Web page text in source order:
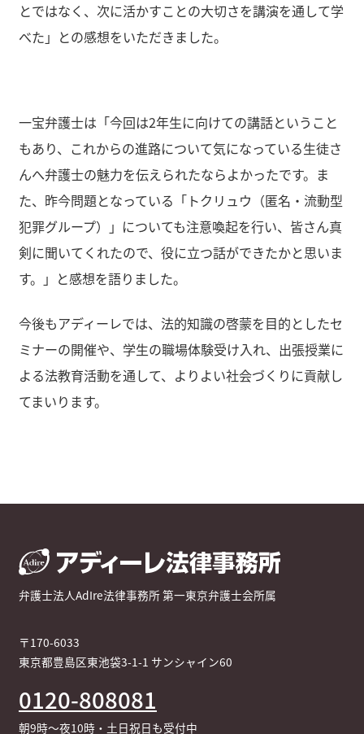
とではなく、次に活かすことの大切さを講演を通して学
べた」との感想をいただきました。
一宝弁護士は「今回は2年生に向けての講話ということ
もあり、これからの進路について気になっている生徒さ
んへ弁護士の魅力を伝えられたならよかったです。ま
た、昨今問題となっている「トクリュウ（匿名・流動型
犯罪グループ）」についても注意喚起を行い、皆さん真
剣に聞いてくれたので、役に立つ話ができたかと思いま
す。」と感想を語りました。
今後もアディーレでは、法的知識の啓蒙を目的としたセ
ミナーの開催や、学生の職場体験受け入れ、出張授業に
よる法教育活動を通して、よりよい社会づくりに貢献し
てまいります。
弁護士法人AdIre法律事務所 第一東京弁護士会所属
〒170-6033
東京都豊島区東池袋3-1-1 サンシャイン60
0120-808081
朝9時～夜10時・土日祝日も受付中